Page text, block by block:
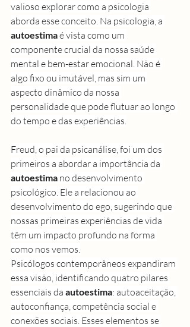
valioso explorar como a psicologia
aborda esse conceito. Na psicologia, a
autoestima é vista como um
componente crucial da nossa saúde
mental e bem-estar emocional. Não é
algo fixo ou imutável, mas sim um
aspecto dinâmico da nossa
personalidade que pode flutuar ao longo
do tempo e das experiências.
Freud, o pai da psicanálise, foi um dos
primeiros a abordar a importância da
autoestima no desenvolvimento
psicológico. Ele a relacionou ao
desenvolvimento do ego, sugerindo que
nossas primeiras experiências de vida
têm um impacto profundo na forma
como nos vemos.
Psicólogos contemporâneos expandiram
essa visão, identificando quatro pilares
essenciais da autoestima: autoaceitação,
autoconfiança, competência social e
conexões sociais. Esses elementos se